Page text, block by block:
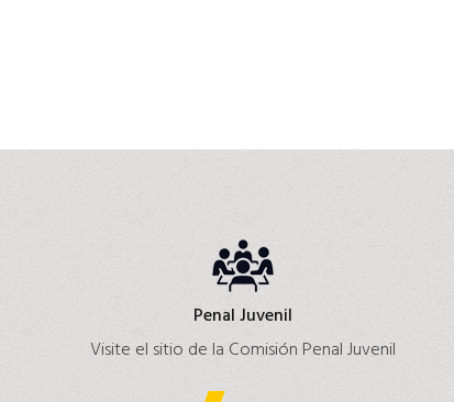
Penal Juvenil
Visite el sitio de la Comisión Penal Juvenil